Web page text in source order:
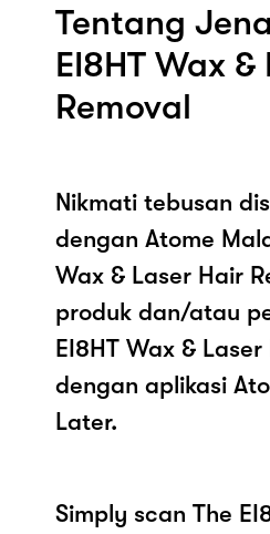
Tentang
EI8HT Wax
Removal
Nikmati tebusan
dengan Atome
Wax & Laser Hair
produk dan/atau
EI8HT Wax &
dengan aplikasi
Later.
Simply scan The